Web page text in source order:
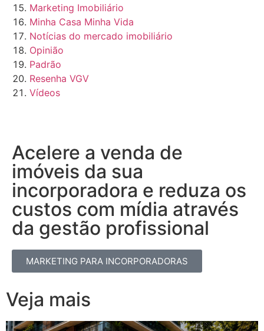
Marketing Imobiliário
Minha Casa Minha Vida
Notícias do mercado imobiliário
Opinião
Padrão
Resenha VGV
Vídeos
Acelere a venda de
imóveis da sua
incorporadora e reduza os
custos com mídia através
da gestão profissional​
MARKETING PARA INCORPORADORAS
Veja mais